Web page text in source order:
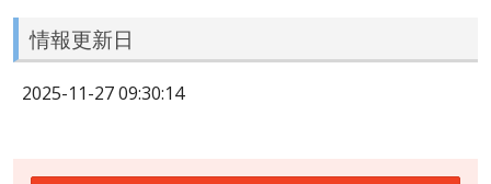
情報更新日
2025-11-27 09:30:14